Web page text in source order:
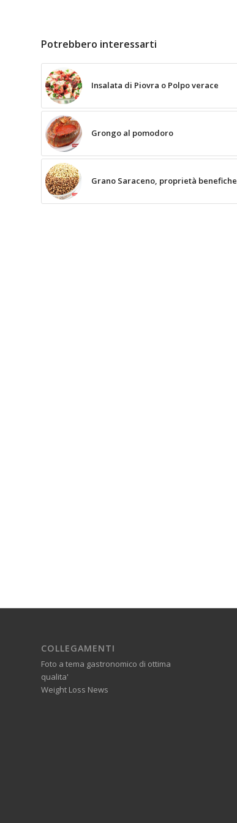
Potrebbero interessarti
Insalata di Piovra o Polpo verace
Grongo al pomodoro
Grano Saraceno, proprietà benefiche
COLLEGAMENTI
Foto a tema gastronomico di ottima
qualita'
Weight Loss News